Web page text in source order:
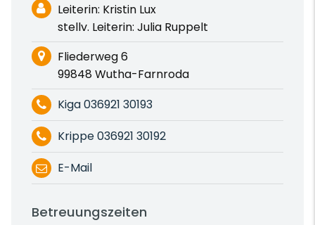
Leiterin: Kristin Lux
stellv. Leiterin: Julia Ruppelt
Fliederweg 6
99848 Wutha-Farnroda
Kiga 036921 30193
Krippe 036921 30192
E-Mail
Betreuungszeiten